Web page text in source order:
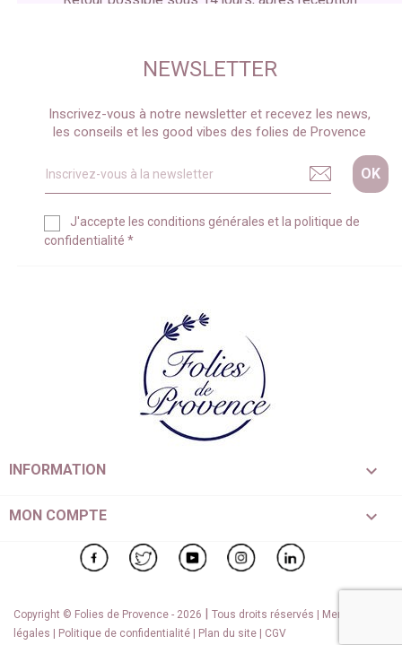
NEWSLETTER
Inscrivez-vous à notre newsletter et recevez les news,
les conseils et les good vibes des folies de Provence
J'accepte les conditions générales et la politique de
confidentialité *
INFORMATION 
MON COMPTE 
FacebookTwitter YouTube Instagram
Copyright © Folies de Provence - 2026 Tous droits réservés |
Mentions
légales
Politique de confidentialité Plan du site CGV